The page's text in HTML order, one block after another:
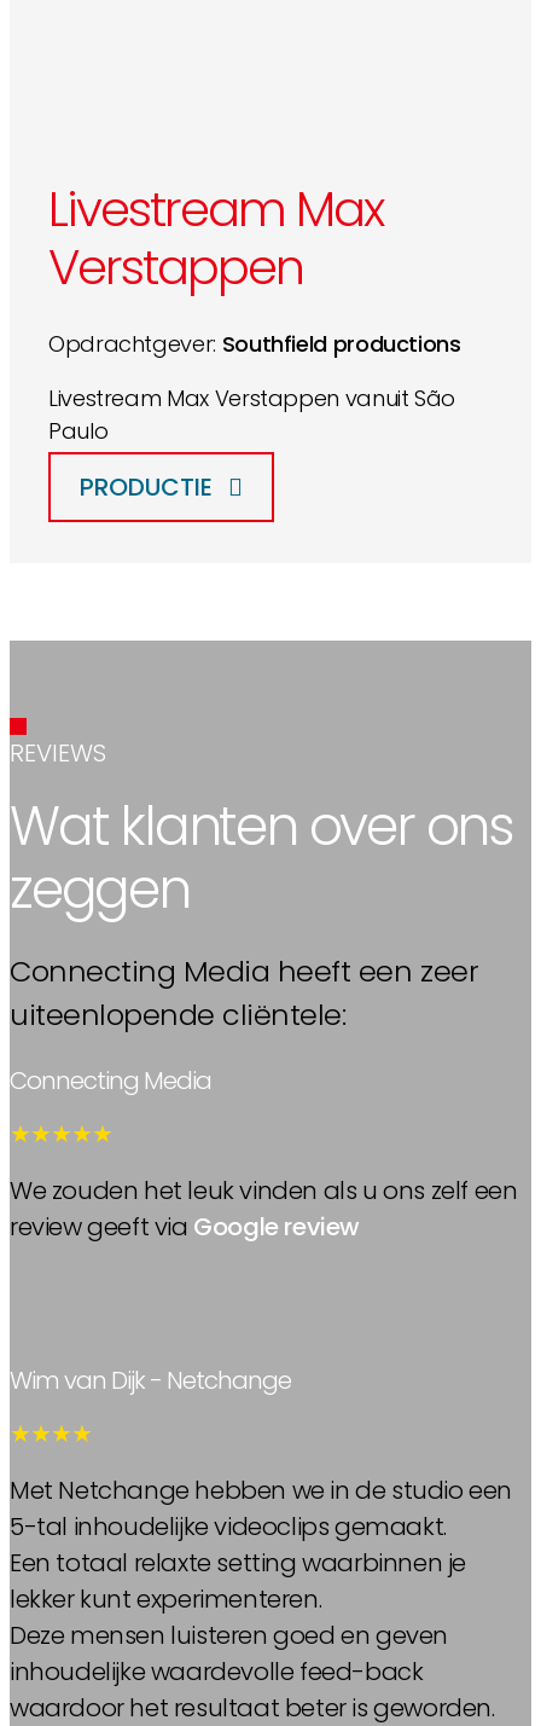
Livestream Max
Verstappen
Opdrachtgever: Southfield productions
Livestream Max Verstappen vanuit São
Paulo
PRODUCTIE
REVIEWS
Wat klanten over ons
zeggen
Connecting Media heeft een zeer
uiteenlopende cliëntele:
Connecting Media
★★★★★
We zouden het leuk vinden als u ons zelf een
review geeft via Google review
Wim van Dijk - Netchange
★★★★
Met Netchange hebben we in de studio een
5-tal inhoudelijke videoclips gemaakt.
Een totaal relaxte setting waarbinnen je
lekker kunt experimenteren.
Deze mensen luisteren goed en geven
inhoudelijke waardevolle feed-back
waardoor het resultaat beter is geworden.